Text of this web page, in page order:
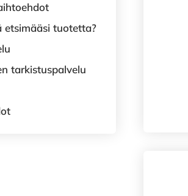
etsimääsi tuotetta?
tarkistuspalvelu